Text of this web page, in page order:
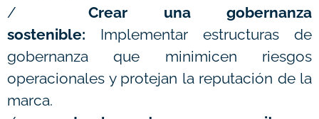
/ Crear una gobernanza
sostenible: Implementar estructuras de
gobernanza que minimicen riesgos
operacionales y protejan la reputación de la
marca.